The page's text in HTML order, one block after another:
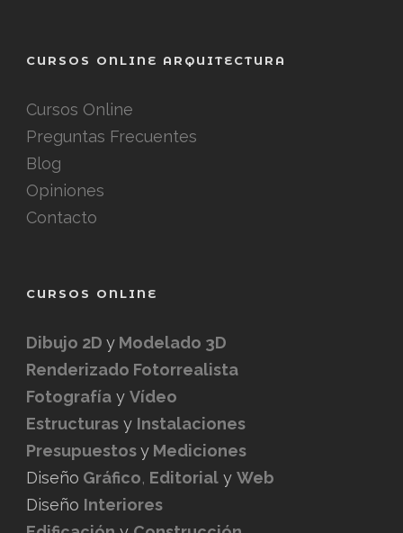
CURSOS ONLINE ARQUITECTURA
Cursos Online
Preguntas Frecuentes
Blog
Opiniones
Contacto
CURSOS ONLINE
Dibujo 2D y Modelado 3D
Renderizado Fotorrealista
Fotografía y Vídeo
Estructuras y Instalaciones
Presupuestosy Mediciones
Diseño Gráfico, Editorial y Web
Diseño Interiores